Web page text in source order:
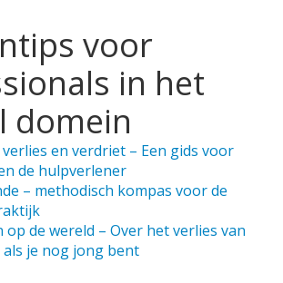
voor
in het
domein
en verdriet – Een gids voor
de hulpverlener
– methodisch kompas voor de
op de wereld – Over het verlies van
je nog jong bent